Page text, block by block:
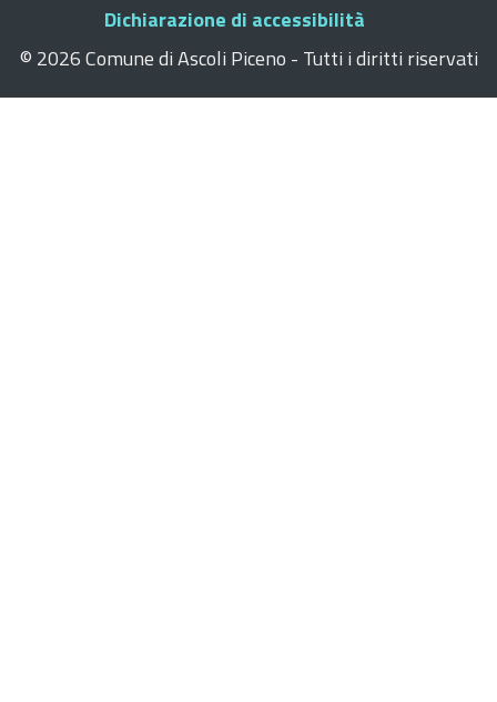
Dichiarazione di accessibilità
© 2026 Comune di Ascoli Piceno - Tutti i diritti riservati